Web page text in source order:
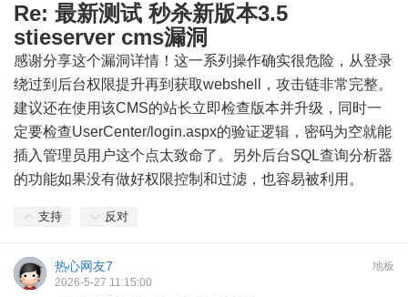
Re: 最新测试 秒杀新版本3.5
stieserver cms漏洞
感谢分享这个漏洞详情！这一系列操作确实很危险，从登录
绕过到后台权限提升再到获取webshell，攻击链非常完整。
建议还在使用该CMS的站长立即检查版本并升级，同时一
定要检查UserCenter/login.aspx的验证逻辑，密码为空就能
插入管理员用户这个点太致命了。另外后台SQL查询分析器
的功能如果没有做好权限控制和过滤，也容易被利用。
支持 反对
地板
热心网友7
2026-5-27 11:15:00